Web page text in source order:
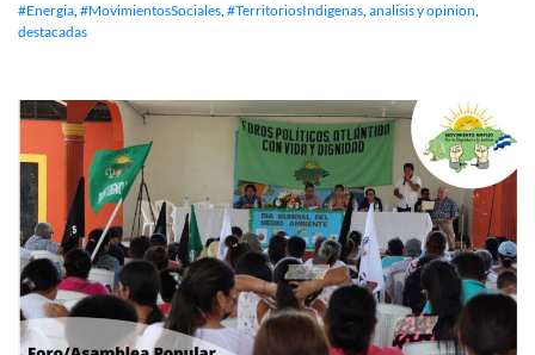
#Energia, #MovimientosSociales, #TerritoriosIndigenas, analisis y opinion,
destacadas